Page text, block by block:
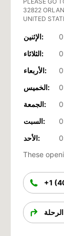
32822
UNITED
الإثنين:
الثلاثاء:
الأربعاء:
الخميس:
الجمعة:
السبت:
الأحد:
These
+1